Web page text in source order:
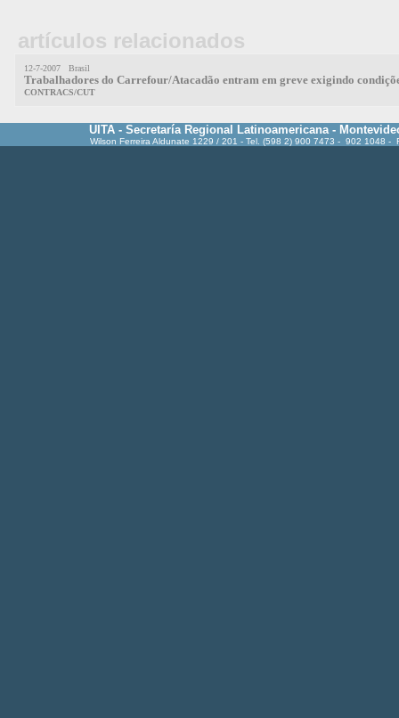
artículos relacionados
12-7-2007 Brasil
Trabalhadores do Carrefour/Atacadão entram em greve exigindo
CONTRACS/CUT
UITA - Secretaría Regional Latinoamericana -
Wilson Ferreira Aldunate 1229 / 201 - Tel. (598 2) 900 7473 - 902 1048 -